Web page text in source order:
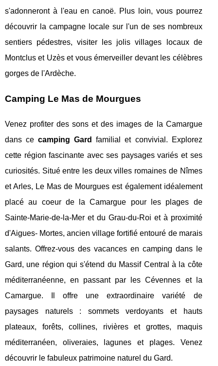
s'adonneront à l'eau en canoë. Plus loin, vous pourrez
découvrir la campagne locale sur l'un de ses nombreux
sentiers pédestres, visiter les jolis villages locaux de
Montclus et Uzès et vous émerveiller devant les célèbres
gorges de l'Ardèche.
Camping Le Mas de Mourgues
Venez profiter des sons et des images de la Camargue
dans cecamping Gard
familial et convivial. Explorez
cette région fascinante avec ses paysages variés et ses
curiosités. Situé entre les deux villes romaines de Nîmes
et Arles, Le Mas de Mourgues est également idéalement
placé au coeur de la Camargue pour les plages de
Sainte-Marie-de-la-Mer et du Grau-du-Roi et à proximité
d'Aigues- Mortes, ancien village fortifié entouré de marais
salants. Offrez-vous des vacances en camping dans le
Gard, une région qui s'étend du Massif Central à la côte
méditerranéenne, en passant par les Cévennes et la
Camargue. Il offre une extraordinaire variété de
paysages naturels : sommets verdoyants et hauts
plateaux, forêts, collines, rivières et grottes, maquis
méditerranéen, oliveraies, lagunes et plages. Venez
découvrir le fabuleux patrimoine naturel du Gard.